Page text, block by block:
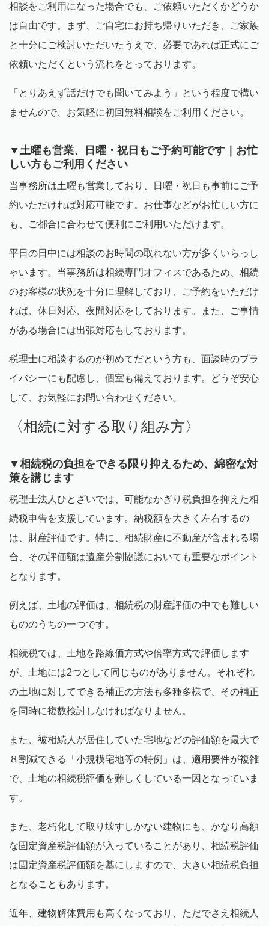
相談をご利用になった場合でも、ご依頼いただくかどうか
は自由です。まず、ご自宅にお持ち帰りいただき、ご家族
と十分にご検討いただいたうえで、必要であれば正式にご
依頼いただくという流れをとっております。
「とりあえず話だけでも聞いてみよう」という程度で構い
ませんので、お気軽に初回無料相談をご利用ください。
▼土曜も営業、日曜・祝日もご予約可能です｜お忙
しい方もご利用ください
当事務所は土曜も営業しており、日曜・祝日も事前にご予
約いただければ対応可能です。お仕事などがお忙しい方に
も、ご都合に合わせて便利にご利用いただけます。
平日の日中には相談のお時間の取れない方が多くいらっし
ゃいます。当事務所は相続専門オフィスであるため、相続
のお客様の状況を十分に理解しており、ご予約をいただけ
れば、休日対応、夜間対応をしております。また、ご事情
がある場合には出張対応もしております。
税理士に相談するのが初めてだという方も、面談時のプラ
イバシーにも配慮し、個室も備えております。どうぞ安心
して、お気軽にお問い合わせください。
〈相続に対する取り組み方〉
▼相続税の負担をできる限り抑えるため、綿密な対
策を講じます
税理士法人ひとざいでは、可能なかぎり税負担を抑えた相
続税申告を支援しています。納税額を大きく左右するの
は、財産評価です。特に、相続財産に不動産が含まれる場
合、その評価額は遺産分割協議においても重要なポイント
となります。
例えば、土地の評価は、相続税の財産評価の中でも難しい
もののうちの一つです。
相続税では、土地を路線価方式や倍率方式で評価します
が、土地には2つとして同じものがありません。それぞれ
の土地に対してできる補正の方法も多種多様で、その補正
を同時に複数検討しなければなりません。
また、被相続人が居住していた宅地などの評価額を最大で
８割減できる「小規模宅地等の特例」は、適用要件が複雑
で、土地の相続税評価を難しくしている一因となっていま
す。
また、老朽化して取り壊すしかない建物にも、かなり高額
な固定資産税評価額が入っていることがあり、相続税評価
は固定資産税評価額を基にしますので、大きい相続税負担
となることもあります。
近年、建物解体費用も高くなっており、ただでさえ相続人